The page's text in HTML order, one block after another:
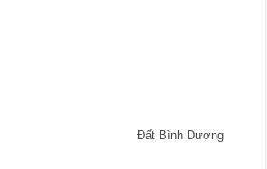
Đất Bình Dương